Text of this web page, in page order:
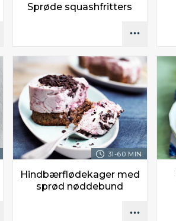
Sprøde squashfritters
31-60 MIN.
Hindbærflødekager med
sprød nøddebund